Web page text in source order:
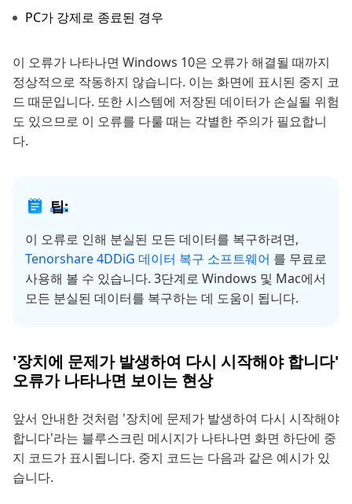
PC가 강제로 종료된 경우
이 오류가 나타나면 Windows 10은 오류가 해결될 때까지
정상적으로 작동하지 않습니다. 이는 화면에 표시된 중지 코
드 때문입니다. 또한 시스템에 저장된 데이터가 손실될 위험
도 있으므로 이 오류를 다룰 때는 각별한 주의가 필요합니
다.
팁:
이 오류로 인해 분실된 모든 데이터를 복구하려면,
Tenorshare 4DDiG 데이터 복구 소프트웨어 를 무료로
사용해 볼 수 있습니다. 3단계로 Windows 및 Mac에서
모든 분실된 데이터를 복구하는 데 도움이 됩니다.
'장치에 문제가 발생하여 다시 시작해야 합니다'
오류가 나타나면 보이는 현상
앞서 안내한 것처럼 '장치에 문제가 발생하여 다시 시작해야
합니다'라는 블루스크린 메시지가 나타나면 화면 하단에 중
지 코드가 표시됩니다. 중지 코드는 다음과 같은 예시가 있
습니다.